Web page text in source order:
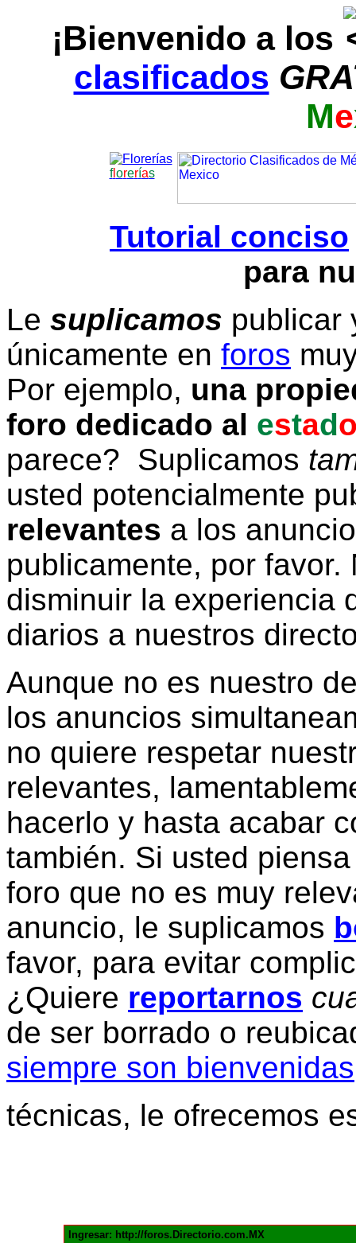
¡Bienvenido a los
clasificados
Me
florerías
Tutorial conciso
para
Le suplicamos publicar
únicamente en foros
Por ejemplo, una
foro dedicado al estad
parece? Suplicamos
usted potencialmente
relevantes a los
publicamente, por
disminuir la experiencia
diarios a nuestros
Aunque no es nuestro
los anuncios
no quiere respetar
relevantes,
hacerlo y hasta acabar
también. Si usted
foro que no es muy
anuncio, le suplicamos
favor, para evitar
¿Quiere reportarnos
de ser borrado o
siempre son bienvenidas
técnicas, le ofrecemos
Ingresar: http://foros.Directorio.com.MX